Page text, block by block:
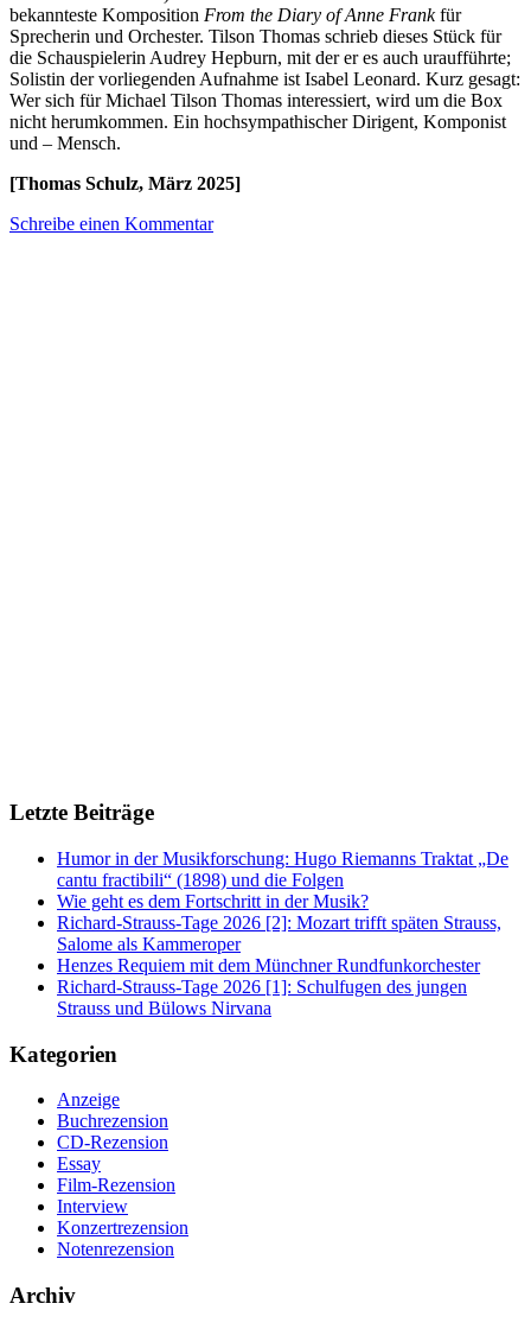
bekannteste Komposition From the Diary of Anne Frankfür
Sprecherin und Orchester. Tilson Thomas schrieb dieses Stück für
die Schauspielerin Audrey Hepburn, mit der er es auch uraufführte;
Solistin der vorliegenden Aufnahme ist Isabel Leonard. Kurz gesagt:
Wer sich für Michael Tilson Thomas interessiert, wird um die Box
nicht herumkommen. Ein hochsympathischer Dirigent, Komponist
und – Mensch.
[Thomas Schulz, März 2025]
Schreibe einen Kommentar
Letzte Beiträge
Humor in der Musikforschung: Hugo Riemanns Traktat „De
cantu fractibili“ (1898) und die Folgen
Wie geht es dem Fortschritt in der Musik?
Richard-Strauss-Tage 2026 [2]: Mozart trifft späten Strauss,
Salome als Kammeroper
Henzes Requiem mit dem Münchner Rundfunkorchester
Richard-Strauss-Tage 2026 [1]: Schulfugen des jungen
Strauss und Bülows Nirvana
Kategorien
Anzeige
Buchrezension
CD-Rezension
Essay
Film-Rezension
Interview
Konzertrezension
Notenrezension
Archiv